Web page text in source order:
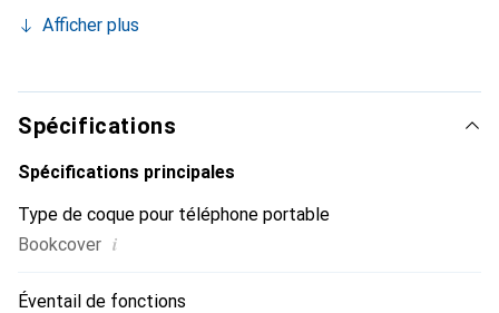
devient l'accessoire chic et indispensable pour votre
internationalement pour ses produits de haute qualité et
constitue un choix fiable pour une clientèle exigeante.
Afficher plus
Spécifications
Spécifications principales
Type de coque pour téléphone portable
Bookcover i
Éventail de fonctions